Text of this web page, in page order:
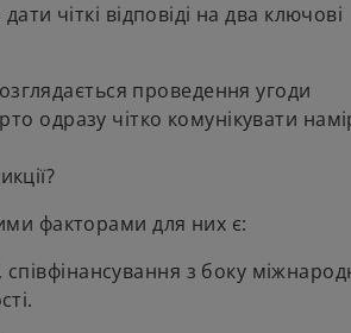
чіткі відповіді на два ключові
проведення угоди
одразу чітко комунікувати
факторами для них є:
з боку